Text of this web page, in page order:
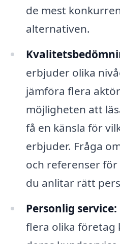
de mest
alternativen.
erbjuder olika
jämföra flera
möjligheten att
få en känsla för
erbjuder. Fråga
och referenser
du anlitar rätt
Personlig service:
flera olika företag